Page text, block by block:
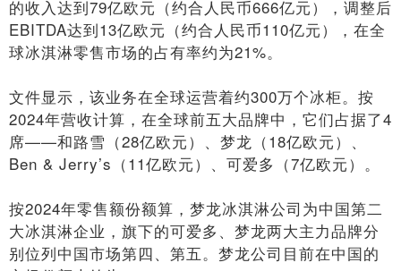
的收入达到79亿欧元（约合人民币666亿元），调整后
EBITDA达到13亿欧元（约合人民币110亿元），在全
球冰淇淋零售市场的占有率约为21%。
文件显示，该业务在全球运营着约300万个冰柜。按
2024年营收计算，在全球前五大品牌中，它们占据了4
席——和路雪（28亿欧元）、梦龙（18亿欧元）、
Ben & Jerry’s（11亿欧元）、可爱多（7亿欧元）。
按2024年零售额份额算，梦龙冰淇淋公司为中国第二
大冰淇淋企业，旗下的可爱多、梦龙两大主力品牌分
别位列中国市场第四、第五。梦龙公司目前在中国的